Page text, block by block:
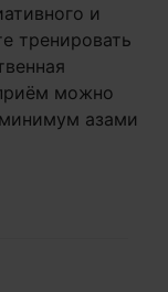
и
тренировать
можно
азами